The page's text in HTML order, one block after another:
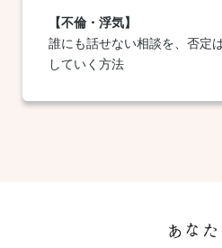
【不倫・浮気】
誰にも話せない相談を、否定
していく方法